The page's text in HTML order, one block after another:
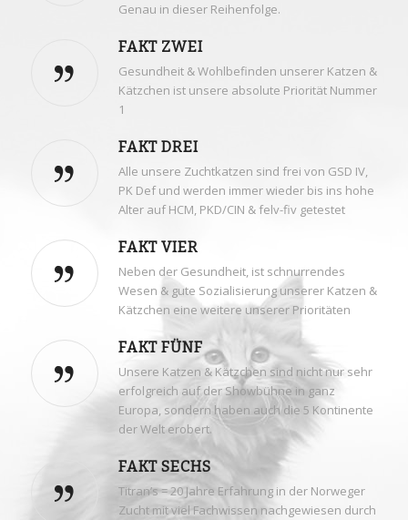
Genau in dieser Reihenfolge.
FAKT ZWEI
Gesundheit & Wohlbefinden unserer Katzen &
Kätzchen ist unsere absolute Priorität Nummer
1
FAKT DREI
Alle unsere Zuchtkatzen sind frei von GSD IV,
PK Def und werden immer wieder bis ins hohe
Alter auf HCM, PKD/CIN & felv-fiv getestet
FAKT VIER
Neben der Gesundheit, ist schnurrendes
Wesen & gute Sozialisierung unserer Katzen &
Kätzchen eine weitere unserer Prioritäten
FAKT FÜNF
Unsere Katzen & Kätzchen sind nicht nur sehr
erfolgreich auf der Showbühne in ganz
Europa, sondern haben auch die 5 Kontinente
der Welt erobert.
FAKT SECHS
Titran’s = 20 Jahre Erfahrung in der Norweger
Zucht mit viel Fachwissen nachgewiesen durch